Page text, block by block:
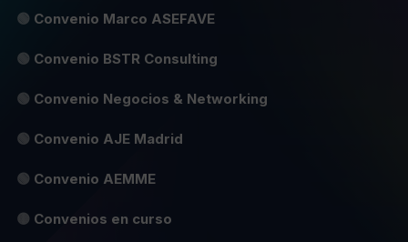
🟢 Convenio Marco ASEFAVE
🟢 Convenio BSTR Consulting
🟢 Convenio Negocios & Networking
🟢 Convenio AJE Madrid
🟢 Convenio AEMME
🟡 Convenios en curso